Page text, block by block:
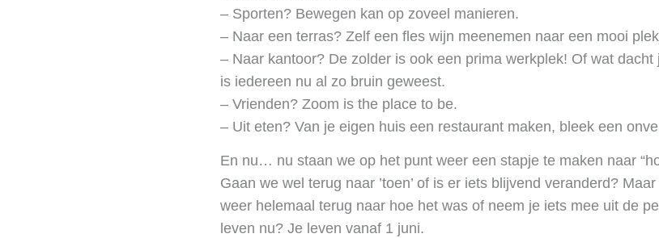
– Sporten? Bewegen kan op zoveel manieren.
– Naar een terras? Zelf een fles wijn meenemen naar een mooi
– Naar kantoor? De zolder is ook een prima werkplek! Of wat
is iedereen nu al zo bruin geweest.
– Vrienden? Zoom is the place to be.
– Uit eten? Van je eigen huis een restaurant maken, bleek een
En nu… nu staan we op het punt weer een stapje te maken naar
Gaan we wel terug naar ’toen’ of is er iets blijvend veranderd?
weer helemaal terug naar hoe het was of neem je iets mee uit de
leven nu? Je leven vanaf 1 juni.